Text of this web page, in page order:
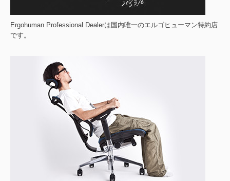
Ergohuman Professional Dealerは国内唯一のエルゴヒューマン特約店
です。